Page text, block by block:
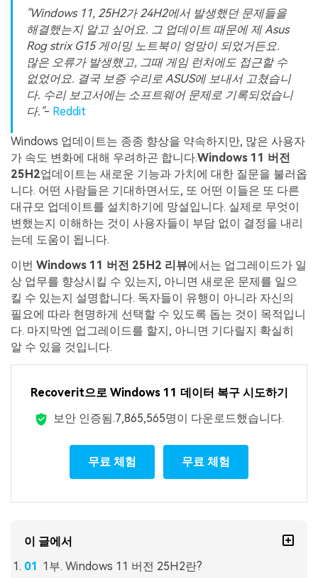
"Windows 11, 25H2가 24H2에서 발생했던 문제들을
해결했는지 알고 싶어요. 그 업데이트 때문에 제 Asus
Rog strix G15 게이밍 노트북이 엉망이 되었거든요.
많은 오류가 발생했고, 그때 게임 런처에도 접근할 수
없었어요. 결국 보증 수리로 ASUS에 보내서 고쳤습니
다. 수리 보고서에는 소프트웨어 문제로 기록되었습니
다."- Reddit
Windows 업데이트는 종종 향상을 약속하지만, 많은 사용자
가 속도 변화에 대해 우려하곤 합니다.Windows 11 버전
25H2업데이트는 새로운 기능과 가치에 대한 질문을 불러옵
니다. 어떤 사람들은 기대하면서도, 또 어떤 이들은 또 다른
대규모 업데이트를 설치하기에 망설입니다. 실제로 무엇이
변했는지 이해하는 것이 사용자들이 부담 없이 결정을 내리
는데 도움이 됩니다.
이번 Windows 11 버전 25H2 리뷰에서는 업그레이드가 일
상 업무를 향상시킬 수 있는지, 아니면 새로운 문제를 일으
킬 수 있는지 설명합니다. 독자들이 유행이 아니라 자신의
필요에 따라 현명하게 선택할 수 있도록 돕는 것이 목적입니
다. 마지막엔 업그레이드를 할지, 아니면 기다릴지 확실히
알 수 있을 것입니다.
Recoverit으로 Windows 11 데이터 복구 시도하기
보안 인증됨.7,865,572명이 다운로드했습니다.
무료 체험 무료 체험
이 글에서
1부. Windows 11 버전 25H2란?